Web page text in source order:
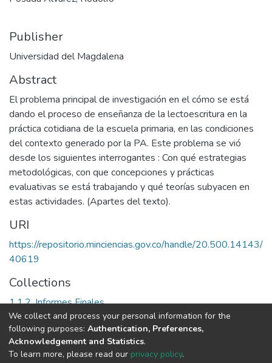
Publisher
Universidad del Magdalena
Abstract
El problema principal de investigación en el cómo se está
dando el proceso de enseñanza de la lectoescritura en la
práctica cotidiana de la escuela primaria, en las condiciones
del contexto generado por la PA. Este problema se vió
desde los siguientes interrogantes : Con qué estrategias
metodológicas, con que concepciones y prácticas
evaluativas se está trabajando y qué teorías subyacen en
estas actividades. (Apartes del texto).
URI
https://repositorio.minciencias.gov.co/handle/20.500.14143/
40619
Collections
1.1.2. Informes Finales
Full item page
We collect and process your personal information for the
following purposes: Authentication, Preferences,
Acknowledgement and Statistics.
To learn more, please read our privacy policy.